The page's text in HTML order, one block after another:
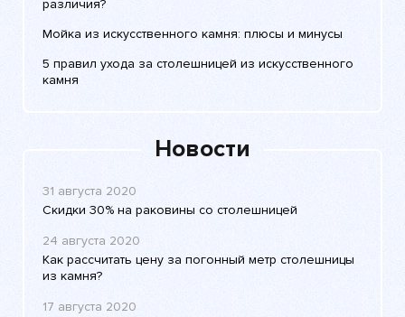
различия?
Мойка из искусственного камня: плюсы и минусы
5 правил ухода за столешницей из искусственного
камня
Новости
31 августа 2020
Скидки 30% на раковины со столешницей
24 августа 2020
Как рассчитать цену за погонный метр столешницы
из камня?
17 августа 2020